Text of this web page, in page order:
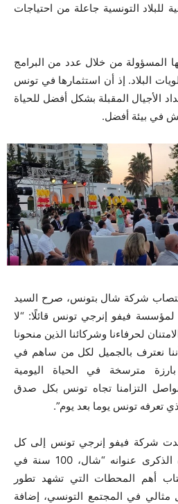
للبلاد التونسية جاعلة من احتياجات
المسؤولة من خلال عدد من البرامج
البلاد. إذ أن استثمارها في تونس
الأجيال المقبلة بشكل أفضل للحياة
في بيئة أفضل.
شركة شال بتونس، صرح السيد
لمؤسسة فيفو إنرجي تونس قائلًا: “لا
لحرفاءنا وشركائنا الذين منحونا
عام، كما أننا نعترف بالجميل لكل من ساهم في
مترسخة في الحياة اليومية
التزامنا تجاه تونس بكل صدق
تعرفه تونس يوما بعد يوم”.
شركة فيفو إنرجي تونس إلى كل
المدعوين كتابا يحتفي بهذه الذكرى عنوانه “شال، 100 سنة في
أهم المحطات التي تشهد تطور
في المجتمع التونسي، إضافة